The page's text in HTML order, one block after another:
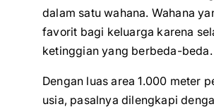
dalam satu wahana. Wahana
favorit bagi keluarga karena
ketinggian yang berbeda-beda.
Dengan luas area 1.000 meter
usia, pasalnya dilengkapi